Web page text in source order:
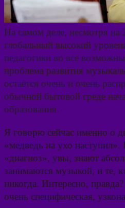
На самом деле, несмотря на
глобальный высокий
педагогики во все
проблема развития
остаётся очень и очень
обычной бытовой среде
образования.
Я говорю сейчас именно о
«медведь на ухо
«диагноз», увы, знают
занимаются музыкой, и те,
никогда. Интересно,
очень специфическая,